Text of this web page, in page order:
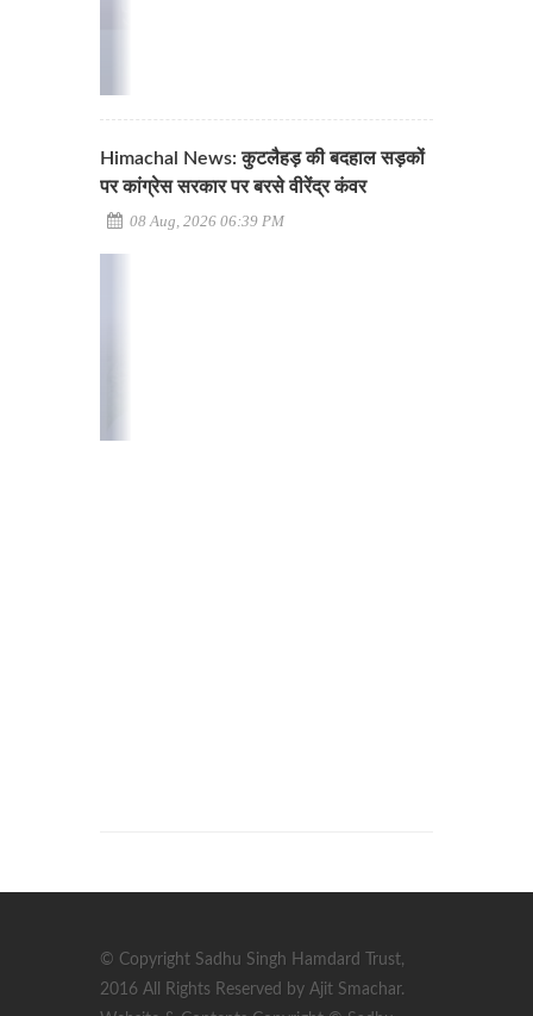
Himachal News: कुटलैहड़ की बदहाल सड़कों
पर कांग्रेस सरकार पर बरसे वीरेंद्र कंवर
08 Aug, 2026 06:39 PM
© Copyright Sadhu Singh Hamdard Trust,
2016 All Rights Reserved by Ajit Smachar.